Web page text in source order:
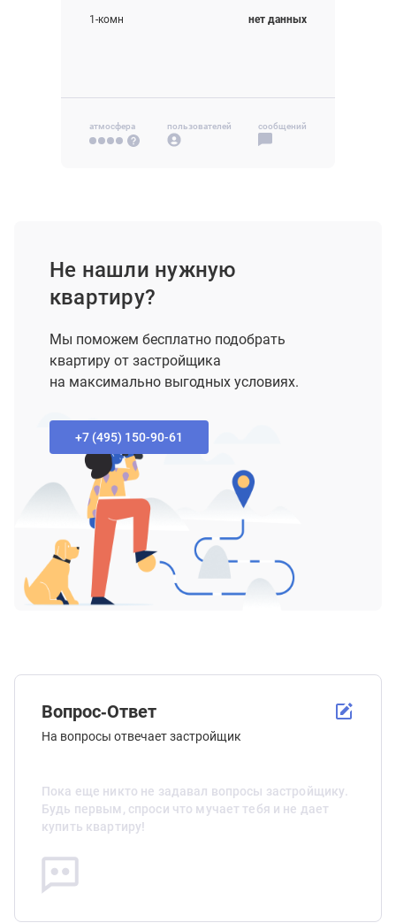
Вопрос-Ответ
На вопросы отвечает застройщик
Пока еще никто не задавал вопросы застройщику.
Будь первым, спроси что мучает тебя и не дает
купить квартиру!
1-комн нет данных
атмосфера пользователей сообщений
Не нашли нужную
квартиру?
Мы поможем бесплатно подобрать
квартиру от застройщика
на максимально выгодных условиях.
+7 (495) 150-90-61‬